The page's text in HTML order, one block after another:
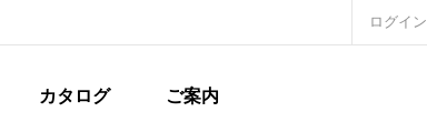
ログイン
カタログ ご案内